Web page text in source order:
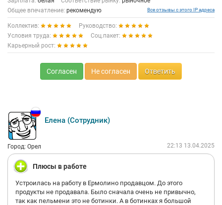
Общее впечатление: рекомендую Все отзывы с этого IP адреса
Коллектив:
Руководство:
Условия труда:
Соц.пакет:
Карьерный рост:
Согласен Не согласен Ответить
Елена (Сотрудник)
Город: Орел 22:13 13.04.2025
Плюсы в работе
Устроилась на работу в Ермолино продавцом. До этого
продукты не продавала. Было сначала очень не привычно,
так как пельмени это не ботинки. А в ботинках я большой